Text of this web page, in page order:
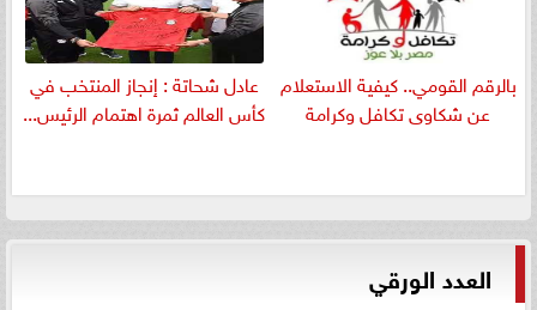
بالرقم القومي.. كيفية الاستعلام
عن شكاوى تكافل وكرامة
عادل شحاتة : إنجاز المنتخب في
كأس العالم ثمرة اهتمام الرئيس...
العدد الورقي